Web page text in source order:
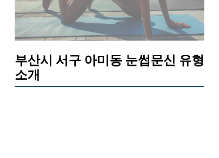
부산시 서구 아미동 눈썹문신 유형
소개